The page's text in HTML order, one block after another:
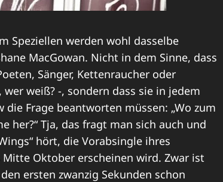
Speziellen werden wohl dasselbe
MacGowan. Nicht in dem Sinne, dass
Sänger, Kettenraucher oder
wer weiß? -, sondern dass sie in jedem
Frage beantworten müssen: „Wo zum
Tja, das fragt man sich auch und
hört, die Vorabsingle ihres
Mitte Oktober erscheinen wird. Zwar ist
ersten zwanzig Sekunden schon